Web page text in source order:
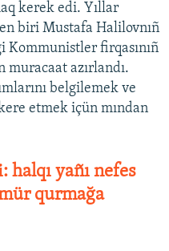
kerek edi. Yıllar
biri Mustafa Halilovnıñ
Kommunistler firqasınıñ
azırlandı.
belgilemek ve
etmek içün mından
halqı yañı nefes
qurmağa